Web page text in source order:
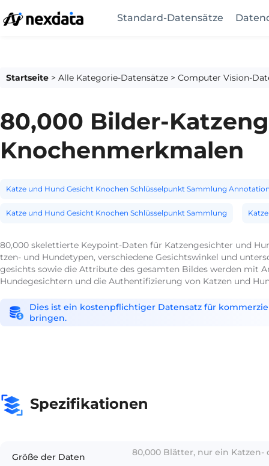
Standard-Datensätze
Startseite > Alle Kategorie-Datensätze > Computer Vision-
80,000 Bilder-
Knochenmerkmalen
Katze und Hund Gesicht Knochen Schlüsselpunkt Sammlung
Katze und Hund Gesicht Knochen Schlüsselpunkt Sammlung
80,000 skelettierte Keypoint-Daten für Katzengesichter und
tzen- und Hundetypen, verschiedene Gesichtswinkel und
gesichts sowie die Attribute des gesamten Bildes werden mit
Hundegesichtern und die Authentifizierung von Katzen und
Dies ist ein kostenpflichtiger Datensatz für
bringen.
Spezifikationen
Größe der Daten 80,000 Blätter, nur ein